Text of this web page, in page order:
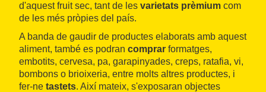
d'aquest fruit sec, tant de les varietats prèmium com
de les més pròpies del país.
A banda de gaudir de productes elaborats amb aquest
aliment, també es podran comprar formatges,
embotits, cervesa, pa, garapinyades, creps, ratafia, vi,
bombons o brioixeria, entre molts altres productes, i
fer-ne tastets. Així mateix, s'exposaran objectes